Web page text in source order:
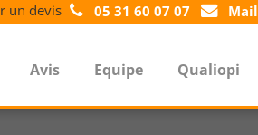
un devis 05 31 60 07 07 Mail
Avis Equipe Qualiopi